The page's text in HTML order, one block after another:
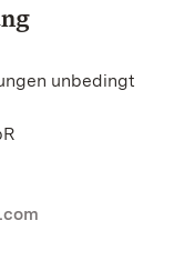
unbedingt